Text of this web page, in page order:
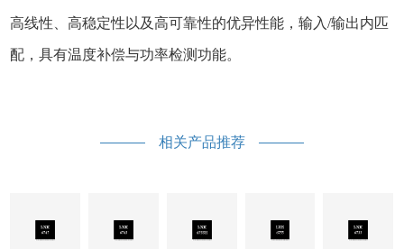
高线性、高稳定性以及高可靠性的优异性能，输入/输出内匹
配，具有温度补偿与功率检测功能。
相关产品推荐